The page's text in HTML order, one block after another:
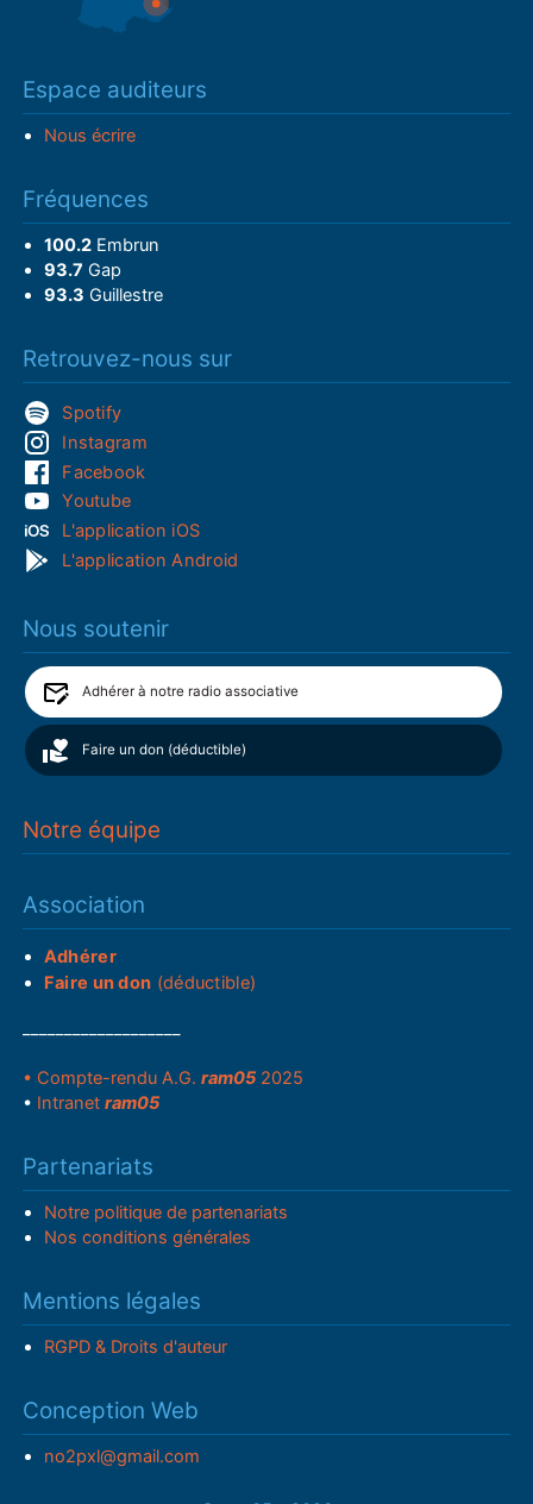
Espace auditeurs
Nous écrire
Fréquences
100.2Embrun
93.7 Gap
93.3 Guillestre
Retrouvez-nous sur
Spotify
Instagram
Facebook
Youtube
L'application iOS
L'application Android
Nous soutenir
Adhérer à notre radio associative
Faire un don (déductible)
Notre équipe
Association
Adhérer
Faire un don (déductible)
• Compte-rendu A.G.ram05 2025
• Intranetram05
Partenariats
Notre politique de partenariats
Nos conditions générales
Mentions légales
RGPD & Droits d'auteur
Conception Web
no2pxl@gmail.com